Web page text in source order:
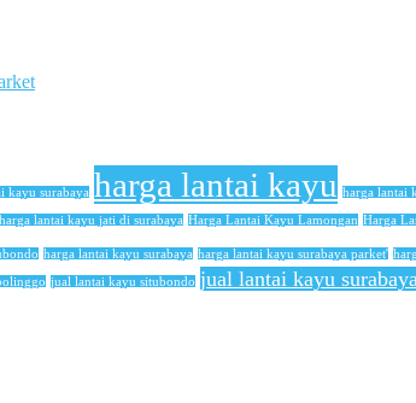
kayu surabaya harga lantai kayu harga lantai
harga lantai kayu jati di surabaya Harga Lantai Kayu Lamongan Harga
harga lantai kayu surabaya harga lantai kayu surabaya parket'
jual lantai kayu situbondo jual lantai kayu surabaya